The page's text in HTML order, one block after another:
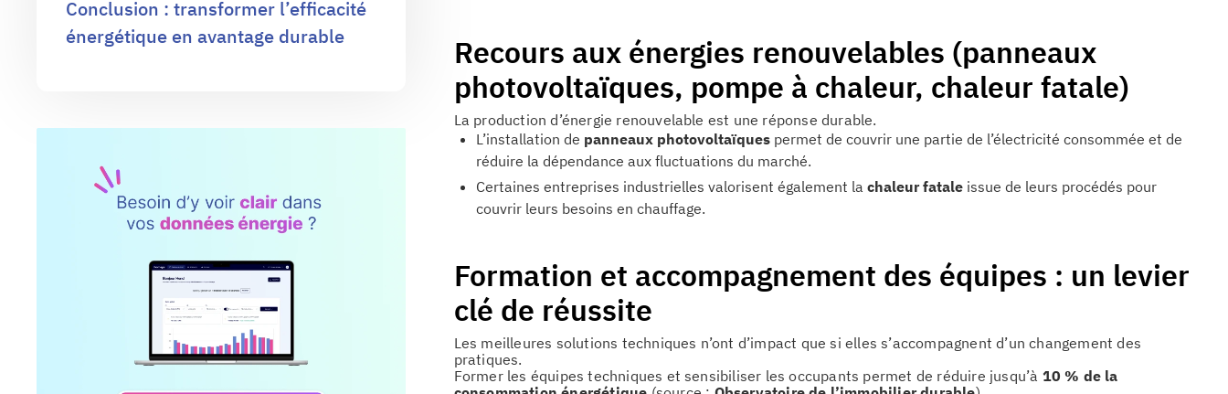
Conclusion : transformer l’efficacité
énergétique en avantage durable
Recours aux énergies renouvelables (panneaux
photovoltaïques, pompe à chaleur, chaleur fatale)
La production d’énergie renouvelable est une réponse durable.
L’installation de panneaux photovoltaïquespermet de couvrir une partie de l’électricité consommée et de
réduire la dépendance aux fluctuations du marché.
Certaines entreprises industrielles valorisent également la chaleur fataleissue de leurs procédés pour
couvrir leurs besoins en chauffage.
Formation et accompagnement des équipes : un levier
clé de réussite
Les meilleures solutions techniques n’ont d’impact que si elles s’accompagnent d’un changement des
pratiques.
Former les équipes techniques et sensibiliser les occupants permet de réduire jusqu’à 10 % de la